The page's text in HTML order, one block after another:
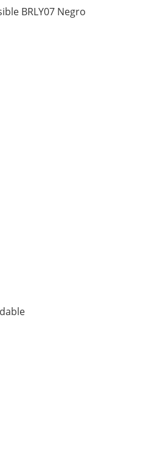
BRLY07 Negro